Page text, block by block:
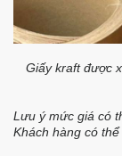
Giấy kraft được
Lưu ý mức giá có
Khách hàng có